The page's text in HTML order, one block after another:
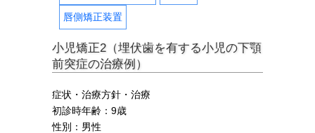
唇側矯正装置
小児矯正2（埋伏歯を有する小児の下顎
前突症の治療例）
症状・治療方針・治療
初診時年齢：9歳
性別：男性